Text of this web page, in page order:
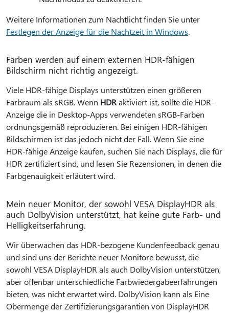
Weitere Informationen zum Nachtlicht finden Sie unter
Festlegen der Anzeige für die Nachtzeit in Windows.
Farben werden auf einem externen HDR-fähigen
Bildschirm nicht richtig angezeigt.
Viele HDR-fähige Displays unterstützen einen größeren
Farbraum als sRGB. Wenn HDRaktiviert ist, sollte die HDR-
Anzeige die in Desktop-Apps verwendeten sRGB-Farben
ordnungsgemäß reproduzieren. Bei einigen HDR-fähigen
Bildschirmen ist das jedoch nicht der Fall. Wenn Sie eine
HDR-fähige Anzeige kaufen, suchen Sie nach Displays, die für
HDR zertifiziert sind, und lesen Sie Rezensionen, in denen die
Farbgenauigkeit erläutert wird.
Mein neuer Monitor, der sowohl VESA DisplayHDR als
auch DolbyVision unterstützt, hat keine gute Farb- und
Helligkeitserfahrung.
Wir überwachen das HDR-bezogene Kundenfeedback genau
und sind uns der Berichte neuer Monitore bewusst, die
sowohl VESA DisplayHDR als auch DolbyVision unterstützen,
aber offenbar unterschiedliche Farbwiedergabeerfahrungen
bieten, was nicht erwartet wird. DolbyVision kann als Eine
Obermenge der Zertifizierungsgarantien von DisplayHDR